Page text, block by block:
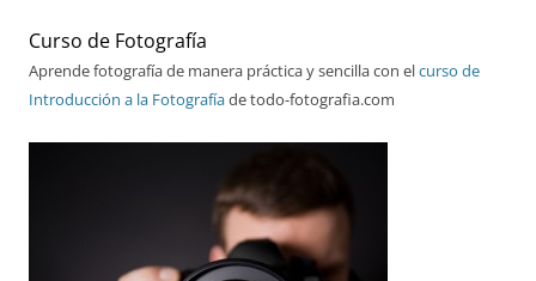
Curso de Fotografía
Aprende fotografía de manera práctica y sencilla con elcurso de
Introducción a la Fotografíade todo-fotografia.com